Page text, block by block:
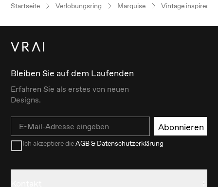
Startseite Verlobungsring Marquise Vintage inspired
Bleiben Sie auf dem Laufenden
Erfahren Sie als erstes von neuen
Designs.
Email Abonnieren
Ich akzeptiere dieAGB & Datenschutzerklärung